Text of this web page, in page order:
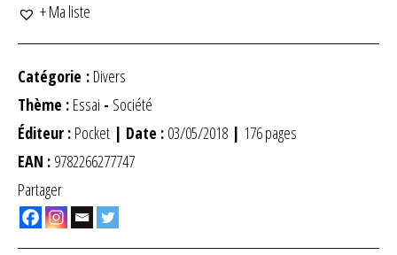
+ Ma liste
Catégorie : Divers
Thème : Essai - Société
Éditeur : Pocket | Date : 03/05/2018 | 176 pages
EAN : 9782266277747
Partager